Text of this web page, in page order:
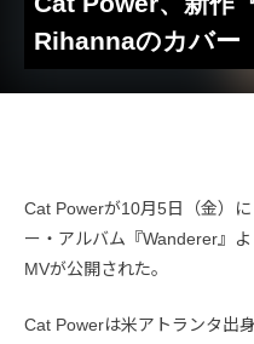
Rihannaのカバー
Cat Powerが10月5日（金）
ー・アルバム『Wanderer』
MVが公開された。
Cat Powerは米アトランタ出